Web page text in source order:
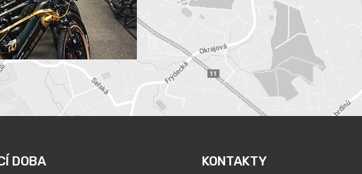
DOBA KONTAKTY